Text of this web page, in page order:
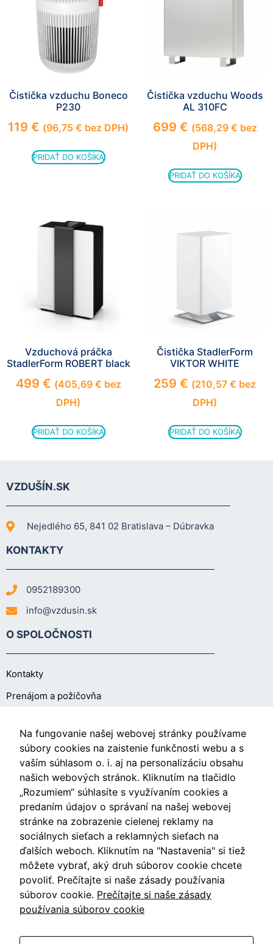
Čistička vzduchu Boneco
P230
119 € (96,75 € bez DPH)
PRIDAŤ DO KOŠÍKA
Čistička vzduchu Woods
AL 310FC
699 € (568,29 € bez
DPH)
PRIDAŤ DO KOŠÍKA
Vzduchová práčka
StadlerForm ROBERT black
499 € (405,69 € bez
DPH)
PRIDAŤ DO KOŠÍKA
Čistička StadlerForm
VIKTOR WHITE
259 € (210,57 € bez
DPH)
PRIDAŤ DO KOŠÍKA
VZDUŠÍN.SK
Nejedlého 65, 841 02 Bratislava – Dúbravka
KONTAKTY
0952189300
info@vzdusin.sk
O SPOLOČNOSTI
Kontakty
Prenájom a požičovňa
O NÁKUPE
Obchodné podmienky
Ochrana osobných údajov
Nastavenia cookies
Videá
Blog
Na fungovanie našej webovej stránky používame
súbory cookies na zaistenie funkčnosti webu a s
vaším súhlasom o. i. aj na personalizáciu obsahu
našich webových stránok. Kliknutím na tlačidlo
„Rozumiem“ súhlasíte s využívaním cookies a
predaním údajov o správaní na našej webovej
stránke na zobrazenie cielenej reklamy na
sociálnych sieťach a reklamných sieťach na
ďalších weboch. Kliknutím na "Nastavenia" si tiež
môžete vybrať, aký druh súborov cookie chcete
povoliť. Prečítajte si naše zásady používania
súborov cookie. Prečítajte si naše zásady
používania súborov cookie